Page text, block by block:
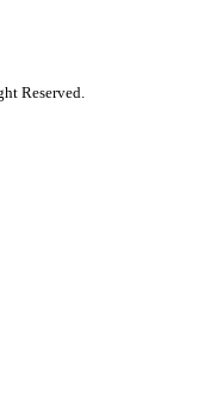
Reserved.